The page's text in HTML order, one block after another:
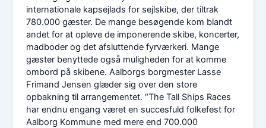
internationale kapsejlads for sejlskibe, der tiltrak
780.000 gæster. De mange besøgende kom blandt
andet for at opleve de imponerende skibe, koncerter,
madboder og det afsluttende fyrværkeri. Mange
gæster benyttede også muligheden for at komme
ombord på skibene. Aalborgs borgmester Lasse
Frimand Jensen glæder sig over den store
opbakning til arrangementet. “The Tall Ships Races
har endnu engang været en succesfuld folkefest for
Aalborg Kommune med mere end 700.000